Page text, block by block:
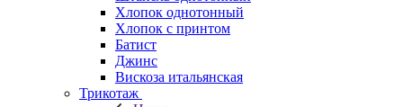
Хлопок однотонный
Хлопок с принтом
Батист
Джинс
Вискоза итальянская
Трикотаж